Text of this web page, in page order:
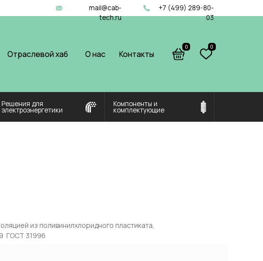
+7 (499) 289-80-
03
mail@cab-
tech.ru
хаб
Компоненты и
из поливинилхлоридного пластиката,
ГОСТ 31996